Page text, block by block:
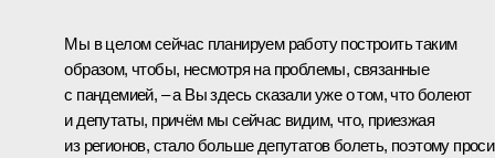
Мы в целом сейчас планируем работу построить таким
образом, чтобы, несмотря на проблемы, связанные
с пандемией, – а Вы здесь сказали уже о том, что болеют
и депутаты, причём мы сейчас видим, что, приезжая
из регионов, стало больше депутатов болеть, поэтому